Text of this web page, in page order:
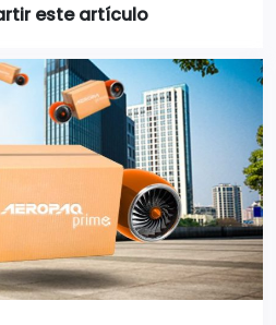
este artículo